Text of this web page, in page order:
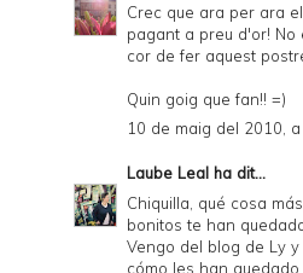
Crec que ara per ara
pagant a preu d'or! No
cor de fer aquest
Quin goig que fan!! =)
10 de maig del 2010,
Laube Leal ha dit...
Chiquilla, qué cosa
bonitos te han
Vengo del blog de Ly
cómo les han